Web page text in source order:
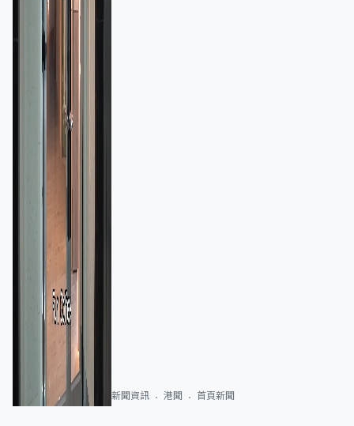
新聞資訊 港聞 首頁新聞